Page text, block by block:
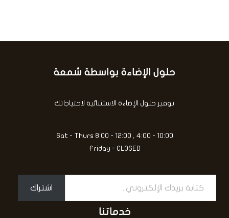
حلول الإضاءة بواسطة شمعة
توفير حلول الإضاءة الاستثنائية لاحتياجاتك
Sat - Thurs 8:00 - 12:00 , 4:00 - 10:00
Friday - CLOSED
اشتراك
خدماتنا